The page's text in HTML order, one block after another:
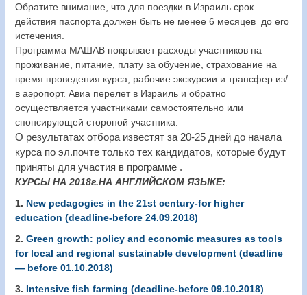
Обратите внимание, что для поездки в Израиль срок
действия паспорта должен быть не менее 6 месяцев до его
истечения.
Программа МАШАВ покрывает расходы участников на
проживание, питание, плату за обучение, страхование на
время проведения курса, рабочие экскурсии и трансфер из/
в аэропорт. Авиа перелет в Израиль и обратно
осуществляется участниками самостоятельно или
спонсирующей стороной участника.
О результатах отбора известят за 20-25 дней до начала
курса по эл.почте только тех кандидатов, которые будут
приняты для участия в программе .
КУРСЫ НА 2018г.НА АНГЛИЙСКОМ ЯЗЫКЕ:
1. New pedagogies in the 21st century-for higher
education (deadline-before 24.09.2018)
2.Green growth: policy and economic measures as tools
for local and regional sustainable development (deadline
— before 01.10.2018)
3. Intensive fish farming (deadline-before 09.10.2018)